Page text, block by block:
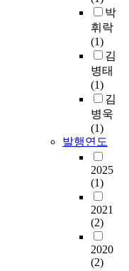
박
휘락
(1)
김
병태
(1)
김
병욱
(1)
발행연도
2025
(1)
2021
(2)
2020
(2)